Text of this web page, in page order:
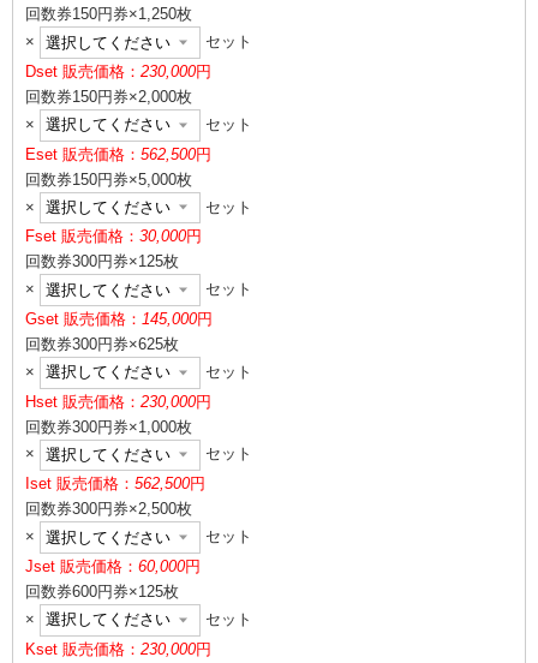
回数券150円券×1,250枚
×
セット
Dset 販売価格： 230,000円
回数券150円券×2,000枚
×
セット
Eset 販売価格： 562,500円
回数券150円券×5,000枚
×
セット
Fset 販売価格： 30,000円
回数券300円券×125枚
×
セット
Gset 販売価格： 145,000円
回数券300円券×625枚
×
セット
Hset 販売価格： 230,000円
回数券300円券×1,000枚
×
セット
set 販売価格： 562,500円
回数券300円券×2,500枚
×
セット
Jset 販売価格： 60,000円
回数券600円券×125枚
×
セット
Kset 販売価格： 230,000円